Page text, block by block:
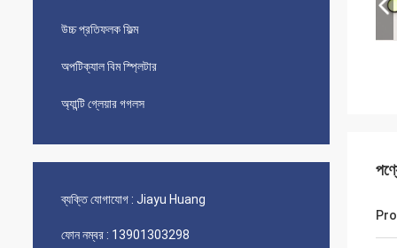
উচ্চ প্রতিফলক ফিল্ম
অপটিক্যাল বিম স্প্লিটার
অ্যান্টি গ্লেয়ার গগলস
ব্যক্তি যোগাযোগ : Jiayu Huang
ফোন নম্বর : 13901303298